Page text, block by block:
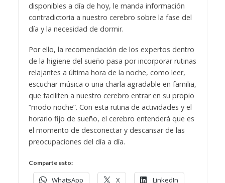
disponibles a día de hoy, le manda información
contradictoria a nuestro cerebro sobre la fase del
día y la necesidad de dormir.
Por ello, la recomendación de los expertos dentro
de la higiene del sueño pasa por incorporar rutinas
relajantes a última hora de la noche, como leer,
escuchar música o una charla agradable en familia,
que faciliten a nuestro cerebro entrar en su propio
“modo noche”. Con esta rutina de actividades y el
horario fijo de sueño, el cerebro entenderá que es
el momento de desconectar y descansar de las
preocupaciones del día a día.
Comparte esto:
WhatsApp X LinkedIn